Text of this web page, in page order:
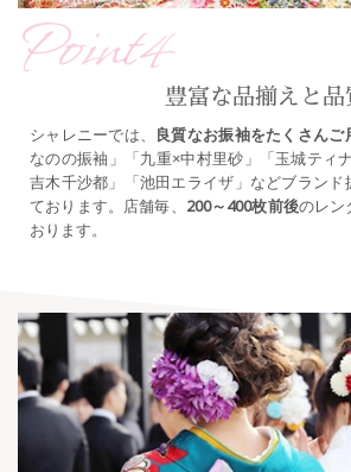
Point4
豊富な品揃えと品
シャレニーでは、 良質なお振袖をたくさんご
なのの振袖」「九重×中村里砂」「玉城ティ
吉木千沙都」「池田エライザ」などブランド
ております。店舗毎、 200～400枚前後のレン
おります。